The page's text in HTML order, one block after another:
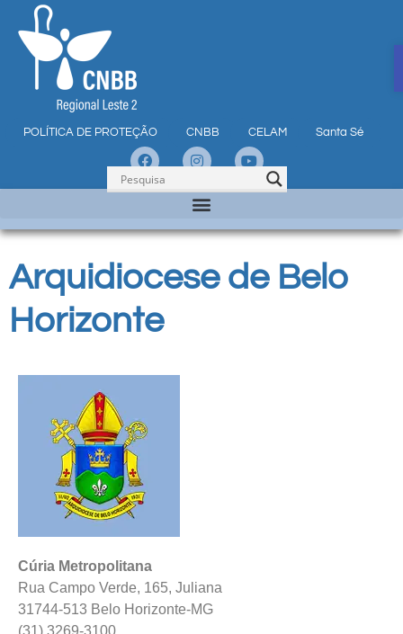
POLÍTICA DE PROTEÇÃO CNBB CELAM Santa Sé
Arquidiocese de Belo
Horizonte
Cúria Metropolitana
Rua Campo Verde, 165, Juliana
31744-513 Belo Horizonte-MG